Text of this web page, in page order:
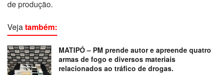
de produção.
Vejatambém:
MATIPÓ – PM prende autor e apreende quatro
armas de fogo e diversos materiais
relacionados ao tráfico de drogas.